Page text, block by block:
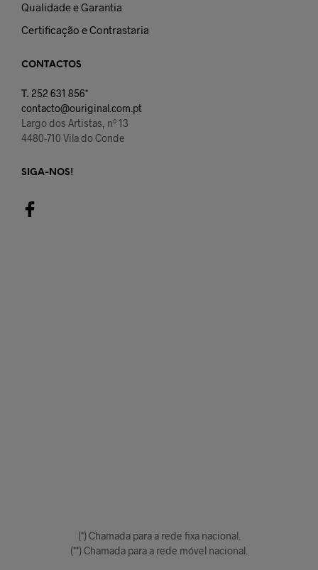
Qualidade e Garantia
Certificação e Contrastaria
CONTACTOS
T. 252 631 856*
contacto@ouriginal.com.pt
Largo dos Artistas, nº 13
4480-710 Vila do Conde
SIGA-NOS!
(*) Chamada para a rede fixa nacional.
(**) Chamada para a rede móvel nacional.